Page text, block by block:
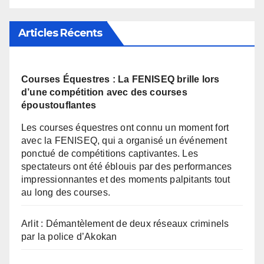
Articles Récents
Courses Équestres : La FENISEQ brille lors
d’une compétition avec des courses
époustouflantes
Les courses équestres ont connu un moment fort
avec la FENISEQ, qui a organisé un événement
ponctué de compétitions captivantes. Les
spectateurs ont été éblouis par des performances
impressionnantes et des moments palpitants tout
au long des courses.
Arlit : Démantèlement de deux réseaux criminels
par la police d’Akokan